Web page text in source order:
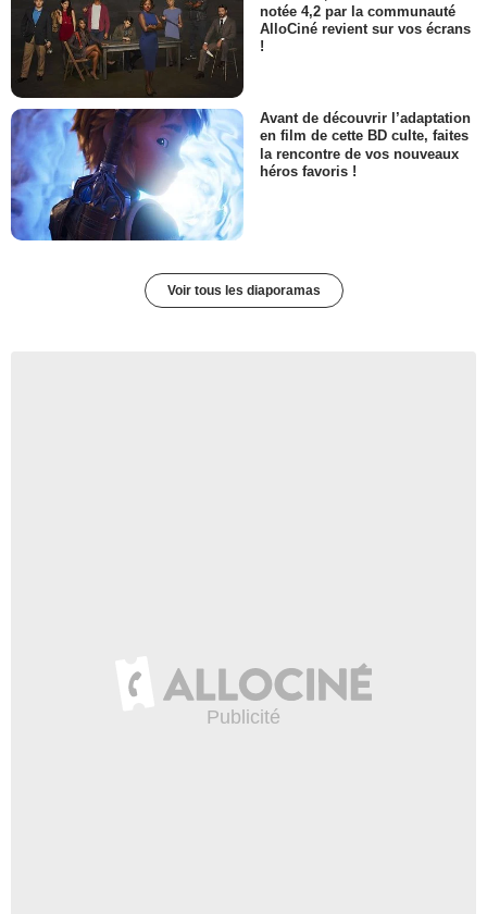
notée 4,2 par la communauté
AlloCiné revient sur vos écrans
!
Avant de découvrir l’adaptation
en film de cette BD culte, faites
la rencontre de vos nouveaux
héros favoris !
Voir tous les diaporamas